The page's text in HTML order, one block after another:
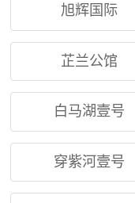
旭辉国际
芷兰公馆
白马湖壹号
穿紫河壹号